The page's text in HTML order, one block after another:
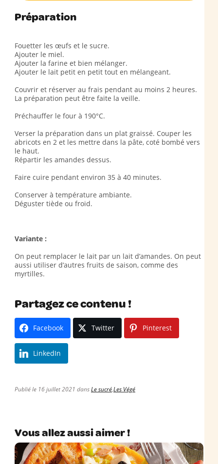
Préparation
Fouetter les œufs et le sucre.
Ajouter le miel.
Ajouter la farine et bien mélanger.
Ajouter le lait petit en petit tout en mélangeant.
Couvrir et réserver au frais pendant au moins 2 heures.
La préparation peut être faite la veille.
Préchauffer le four à 190°C.
Verser la préparation dans un plat graissé. Couper les
abricots en 2 et les mettre dans la pâte, coté bombé vers
le haut.
Répartir les amandes dessus.
Faire cuire pendant environ 35 à 40 minutes.
Conserver à température ambiante.
Déguster tiède ou froid.
Variante :
On peut remplacer le lait par un lait d’amandes. On peut
aussi utiliser d’autres fruits de saison, comme des
myrtilles.
Partagez ce contenu !
Facebook Twitter Pinterest
LinkedIn
Publié le 16 juillet 2021 dansLe sucré,Les Végé
Vous allez aussi aimer !